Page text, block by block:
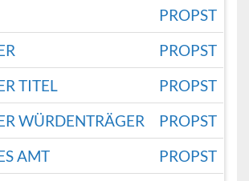
PROPST
PROPST
TITEL
PROPST
WÜRDENTRÄGER
PROPST
AMT
PROPST